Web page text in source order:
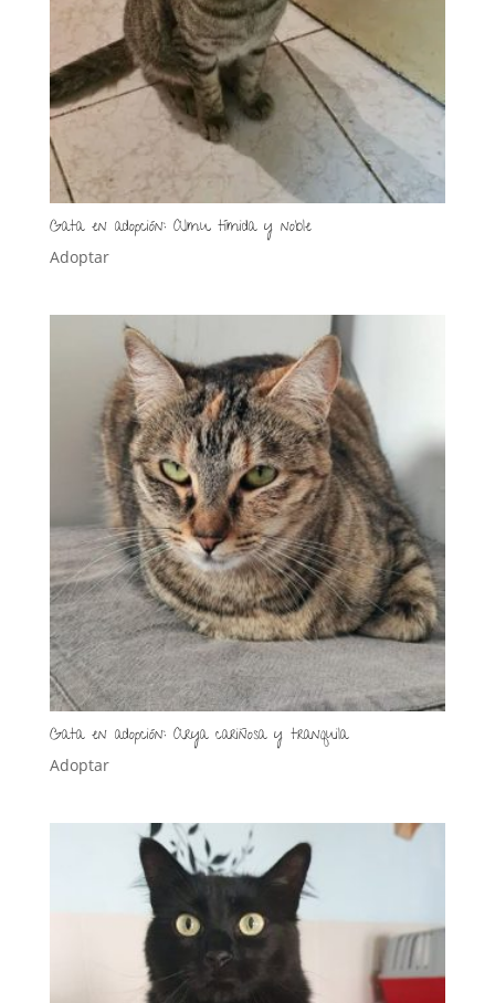
Gata en adopción: Almu tímida y noble
Adoptar
Gata en adopción: Arya cariñosa y tranquila
Adoptar